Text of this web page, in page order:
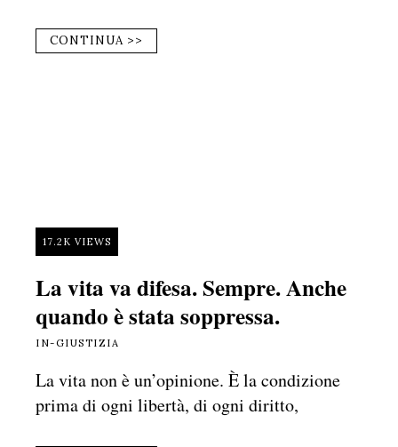
CONTINUA >>
17.2K VIEWS
La vita va difesa. Sempre. Anche
quando è stata soppressa.
IN-GIUSTIZIA
La vita non è un’opinione. È la condizione
prima di ogni libertà, di ogni diritto,